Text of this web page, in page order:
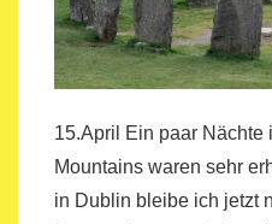
15.April Ein paar Nächte
Mountains waren sehr
in Dublin bleibe ich jetzt